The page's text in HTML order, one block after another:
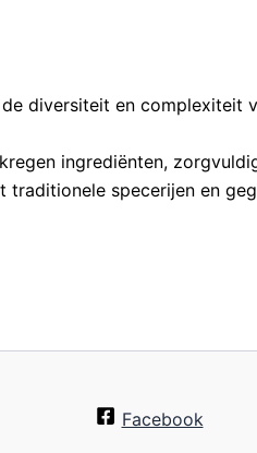
diversiteit en complexiteit
ingrediënten,
traditionele specerijen en
Facebook